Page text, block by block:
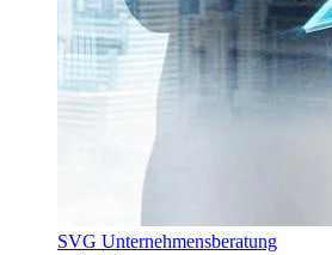
SVG Unternehmensberatung